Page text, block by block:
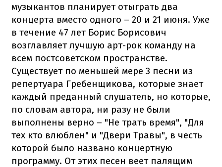
музыкантов планирует отыграть два
концерта вместо одного – 20 и 21 июня. Уже
в течение 47 лет Борис Борисович
возглавляет лучшую арт-рок команду на
всем постсоветском пространстве.
Существует по меньшей мере 3 песни из
репертуара Гребенщикова, которые знает
каждый преданный слушатель, но которые,
по словам автора, ни разу не были
выполнены верно – "Не трать время", "Для
тех кто влюблен" и "Двери Травы", в честь
которой было названо концертную
программу. От этих песен веет палящим